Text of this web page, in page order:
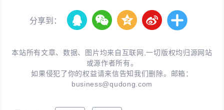
分享到：
本站所有文章、数据、图片均来自互联网,一切版权均归源网站
或源作者所有。
如果侵犯了你的权益请来信告知我们删除。邮箱：
business@qudong.com